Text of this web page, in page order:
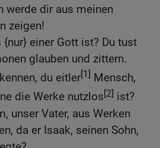
werde dir aus meinen
zeigen!
einer Gott ist? Du tust
glauben und zittern.
du eitler[1] Mensch,
die Werke nutzlos[2] ist?
unser Vater, aus Werken
da er Isaak, seinen Sohn,